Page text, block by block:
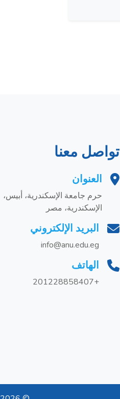
تواصل معنا
العنوان
حرم جامعة الإسكندرية، أبيس،
الإسكندرية، مصر
البريد الإلكتروني
info@anu.edu.eg
الهاتف
+201228858407